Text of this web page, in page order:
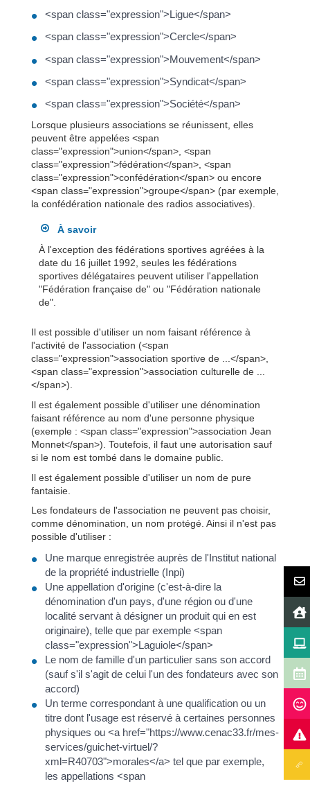
<span class="expression">Ligue</span>
<span class="expression">Cercle</span>
<span class="expression">Mouvement</span>
<span class="expression">Syndicat</span>
<span class="expression">Société</span>
Lorsque plusieurs associations se réunissent, elles
peuvent être appelées <span
class="expression">union</span>, <span
class="expression">fédération</span>, <span
class="expression">confédération</span> ou encore
<span class="expression">groupe</span> (par exemple,
la confédération nationale des radios associatives).
À savoir
À l'exception des fédérations sportives agréées à la
date du 16 juillet 1992, seules les fédérations
sportives délégataires peuvent utiliser l'appellation
"Fédération française de" ou "Fédération nationale
de".
Il est possible d'utiliser un nom faisant référence à
l'activité de l'association (<span
class="expression">association sportive de ...</span>,
<span class="expression">association culturelle de ...
</span>).
Il est également possible d'utiliser une dénomination
faisant référence au nom d'une personne physique
(exemple : <span class="expression">association Jean
Monnet</span>). Toutefois, il faut une autorisation sauf
si le nom est tombé dans le domaine public.
Il est également possible d'utiliser un nom de pure
fantaisie.
Les fondateurs de l'association ne peuvent pas choisir,
comme dénomination, un nom protégé. Ainsi il n'est pas
possible d'utiliser :
Une marque enregistrée auprès de l'Institut national
de la propriété industrielle (Inpi)
Une appellation d'origine (c'est-à-dire la
dénomination d'un pays, d'une région ou d'une
localité servant à désigner un produit qui en est
originaire), telle que par exemple <span
class="expression">Laguiole</span>
Le nom de famille d'un particulier sans son accord
(sauf s'il s'agit de celui l'un des fondateurs avec son
accord)
Un terme correspondant à une qualification ou un
titre dont l'usage est réservé à certaines personnes
physiques ou <a href="https://www.cenac33.fr/mes-
services/guichet-virtuel/?
xml=R40703">morales</a> tel que par exemple,
les appellations <span